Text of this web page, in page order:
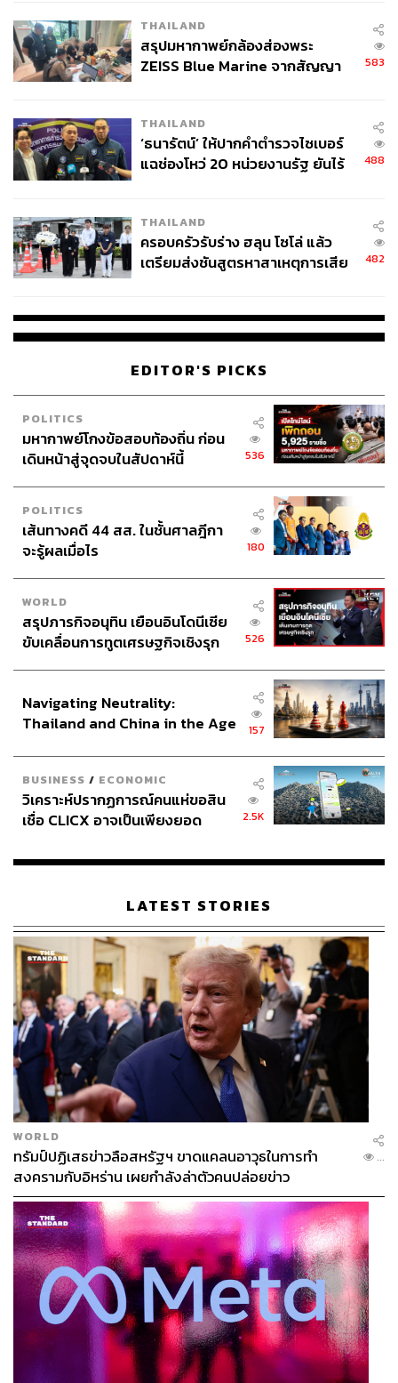
THAILAND
สรุปมหากาพย์กล้องส่องพระ
ZEISS Blue Marine จากสัญญา
จ่ายหนี้-แอบระบุแบรนด์
583
THAILAND
‘ธนารัตน์’ ให้ปากคำตำรวจไซเบอร์
แฉช่องโหว่ 20 หน่วยงานรัฐ ยันไร้
488
THAILAND
ครอบครัวรับร่าง ฮลุน โซโล่ แล้ว
เตรียมส่งชันสูตรหาสาเหตุการเสีย
482
EDITOR'S PICKS
POLITICS
มหากาพย์โกงข้อสอบท้องถิ่น ก่อน
เดินหน้าสู่จุดจบในสัปดาห์นี้
536
POLITICS
เส้นทางคดี 44 สส. ในชั้นศาลฎีกา
จะรู้ผลเมื่อไร
180
WORLD
สรุปภารกิจอนุทิน เยือนอินโดนีเซีย
ขับเคลื่อนการทูตเศรษฐกิจเชิงรุก
526
Navigating Neutrality:
Thailand and China in the Age
157
BUSINESS / ECONOMIC
วิเคราะห์ปรากฏการณ์คนแห่ขอสิน
เชื่อ CLICX อาจเป็นเพียงยอด
เรือนไทยที่ถูกซุกไว้
2.5K
LATEST STORIES
WORLD
ทรัมป์ปฏิเสธข่าวลือสหรัฐฯ ขาดแคลนอาวุธในการทำ
สงครามกับอิหร่าน เผยกำลังล่าตัวคนปล่อยข่าว
...